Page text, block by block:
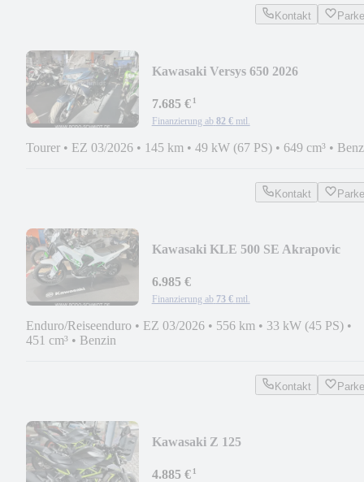
Kontakt
Kawasaki Versys 650 2026
7.685 €¹
Finanzierung ab 82 € mtl.
Tourer • EZ 03/2026 • 145 km • 49 kW (67 PS) • 649 cm³ •
Kontakt
Kawasaki KLE 500 SE Akrapovic
6.985 €
Finanzierung ab 73 € mtl.
Enduro/Reiseenduro • EZ 03/2026 • 556 km • 33 kW (45 PS) •
451 cm³ • Benzin
Kontakt
Kawasaki Z 125
4.885 €¹